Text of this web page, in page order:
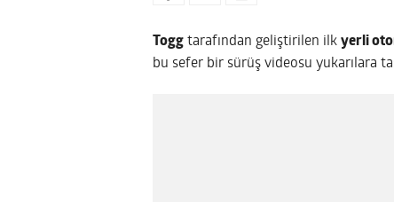
Togg tarafından geliştirilen ilk yerli
bu sefer bir sürüş videosu yukarılara